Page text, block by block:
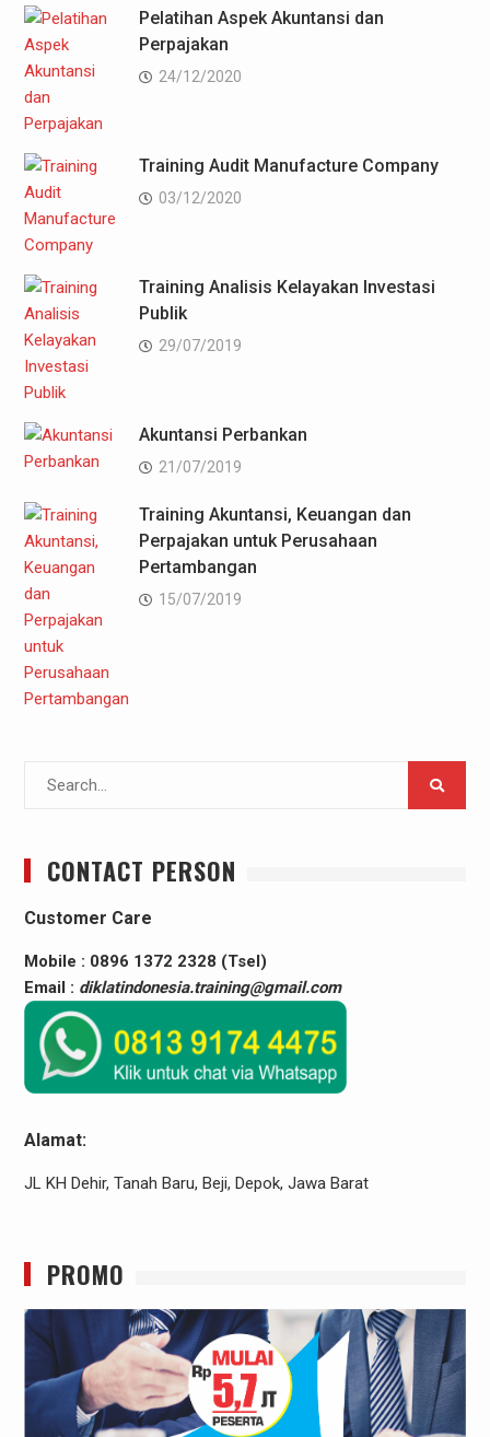
Pelatihan Aspek Akuntansi dan
Perpajakan
24/12/2020
Training Audit Manufacture Company
03/12/2020
Training Analisis Kelayakan Investasi
Publik
29/07/2019
Akuntansi Perbankan
21/07/2019
Training Akuntansi, Keuangan dan
Perpajakan untuk Perusahaan
Pertambangan
15/07/2019
CONTACT PERSON
Customer Care
Mobile : 0896 1372 2328 (Tsel)
Email : diklatindonesia.training@gmail.com
Alamat:
JL KH Dehir, Tanah Baru, Beji, Depok, Jawa Barat
PROMO